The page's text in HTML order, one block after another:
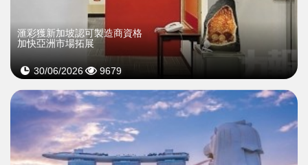
滙彩獲新加坡認可製造商資格
加快亞洲市場拓展
30/06/2026 9679